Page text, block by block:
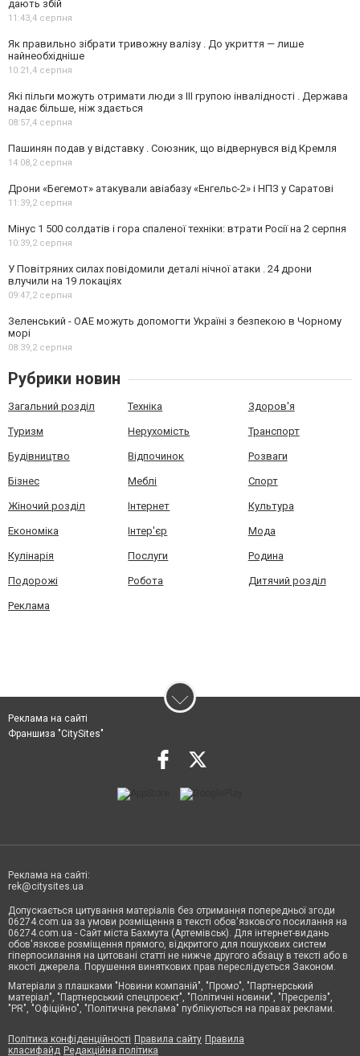
дають збій
11:43,4 серпня
Як правильно зібрати тривожну валізу . До укриття — лише
найнеобхідніше
10:21,4 серпня
Які пільги можуть отримати люди з III групою інвалідності . Держава
надає більше, ніж здається
08:57,4 серпня
Пашинян подав у відставку . Союзник, що відвернувся від Кремля
14:08,2 серпня
Дрони «Бегемот» атакували авіабазу «Енгельс-2» і НПЗ у Саратові
11:39,2 серпня
Мінус 1 500 солдатів і гора спаленої техніки: втрати Росії на 2 серпня
10:39,2 серпня
У Повітряних силах повідомили деталі нічної атаки . 24 дрони
влучили на 19 локаціях
09:47,2 серпня
Зеленський - ОАЕ можуть допомогти Україні з безпекою в Чорному
морі
08:39,2 серпня
Рубрики новин
Загальний розділ Техніка Здоров'я
Туризм Нерухомість Транспорт
Будівництво Відпочинок Розваги
Бізнес Меблі Спорт
Жіночий розділ Інтернет Культура
Економіка Інтер'єр Мода
Кулінарія Послуги Родина
Подорожі Робота Дитячий розділ
Реклама
Реклама на сайті
Франшиза "CitySites"
Реклама на сайті:
rek@citysites.ua
Допускається цитування матеріалів без отримання попередньої згоди
06274.com.ua за умови розміщення в тексті обов'язкового посилання на
06274.com.ua - Сайт міста Бахмута (Артемівськ). Для інтернет-видань
обов'язкове розміщення прямого, відкритого для пошукових систем
гіперпосилання на цитовані статті не нижче другого абзацу в тексті або в
якості джерела. Порушення виняткових прав переслідується Законом.
Матеріали з плашками "Новини компаній", "Промо", "Партнерський
матеріал", "Партнерський спецпроєкт", "Політичні новини", "Пресреліз",
"PR", "Офіційно", "Політична реклама" публікуються на правах реклами.
Політика конфіденційності Правила сайту Правила
класифайд Редакційна політика